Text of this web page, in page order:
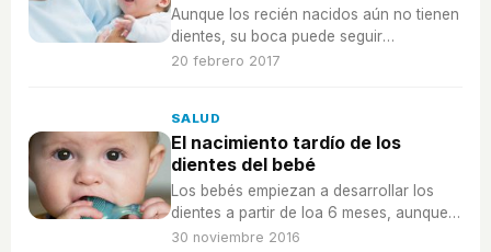
Aunque los recién nacidos aún no tienen
dientes, su boca puede seguir
desarrollando infecciones, y por eso
20 febrero 2017
SALUD
El nacimiento tardío de los
dientes del bebé
Los bebés empiezan a desarrollar los
dientes a partir de loa 6 meses, aunque
hay casos en los que pueden tardar más
30 noviembre 2016